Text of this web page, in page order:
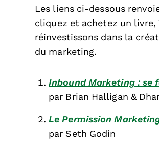
Les liens ci-dessous
cliquez et achetez un livre,
réinvestissons dans la
du marketing.
Inbound Marketing : se
par Brian Halligan &
Le Permission
par Seth Godin